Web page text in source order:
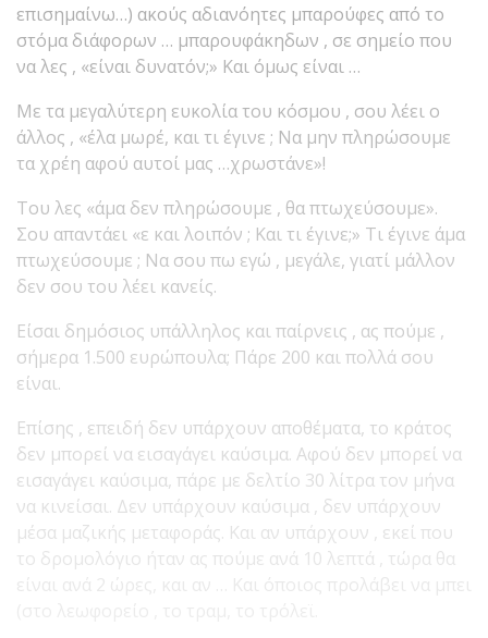
επισημαίνω…) ακούς αδιανόητες μπαρούφες από το
στόμα διάφορων … μπαρουφάκηδων , σε σημείο που
να λες , «είναι δυνατόν;» Και όμως είναι …
Με τα μεγαλύτερη ευκολία του κόσμου , σου λέει ο
άλλος , «έλα μωρέ, και τι έγινε ; Να μην πληρώσουμε
τα χρέη αφού αυτοί μας …χρωστάνε»!
Του λες «άμα δεν πληρώσουμε , θα πτωχεύσουμε».
Σου απαντάει «ε και λοιπόν ; Και τι έγινε;» Τι έγινε άμα
πτωχεύσουμε ; Να σου πω εγώ , μεγάλε, γιατί μάλλον
δεν σου του λέει κανείς.
Είσαι δημόσιος υπάλληλος και παίρνεις , ας πούμε ,
σήμερα 1.500 ευρώπουλα; Πάρε 200 και πολλά σου
είναι.
Επίσης , επειδή δεν υπάρχουν αποθέματα, το κράτος
δεν μπορεί να εισαγάγει καύσιμα. Αφού δεν μπορεί να
εισαγάγει καύσιμα, πάρε με δελτίο 30 λίτρα τον μήνα
να κινείσαι. Δεν υπάρχουν καύσιμα , δεν υπάρχουν
μέσα μαζικής μεταφοράς. Και αν υπάρχουν , εκεί που
το δρομολόγιο ήταν ας πούμε ανά 10 λεπτά , τώρα θα